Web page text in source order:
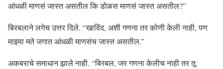
आंधळी माणसं जास्त असतील कि डोळस माणसं जास्त असतील?”
बिरबलाने लगेच उत्तर दिले. “खाविंद, अशी गणना तर कोणी केली नाही, पण
माझ्या मते जगात आंधळी माणसंच जास्त असतील.”
अकबराचे समाधान झाले नाही. “बिरबल, जर गणना केलीच नाही तर तू